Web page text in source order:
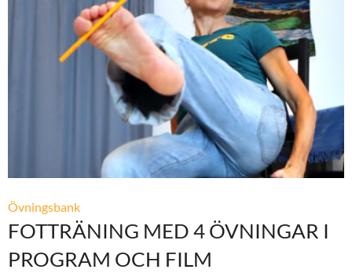
Övningsbank
FOTTRÄNING MED 4 ÖVNINGAR I
PROGRAM OCH FILM